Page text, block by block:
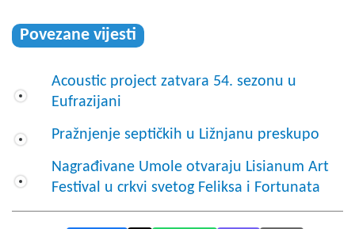
Povezane vijesti
Acoustic project zatvara 54. sezonu u
Eufrazijani
Pražnjenje septičkih u Ližnjanu preskupo
Nagrađivane Umole otvaraju Lisianum Art
Festival u crkvi svetog Feliksa i Fortunata